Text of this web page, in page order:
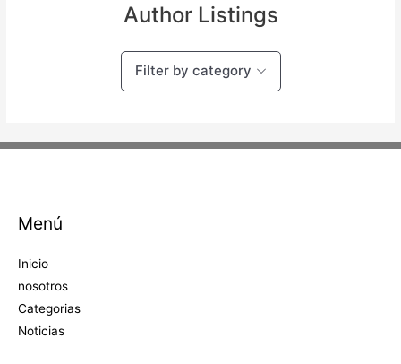
Author Listings
Filter by category
Menú
Inicio
nosotros
Categorias
Noticias